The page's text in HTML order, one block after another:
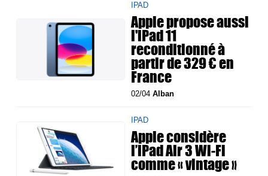
IPAD
Apple propose aussi
l'iPad 11
reconditionné à
partir de 329 € en
France
02/04Alban
IPAD
Apple considère
l’iPad Air 3 Wi-Fi
comme « vintage »